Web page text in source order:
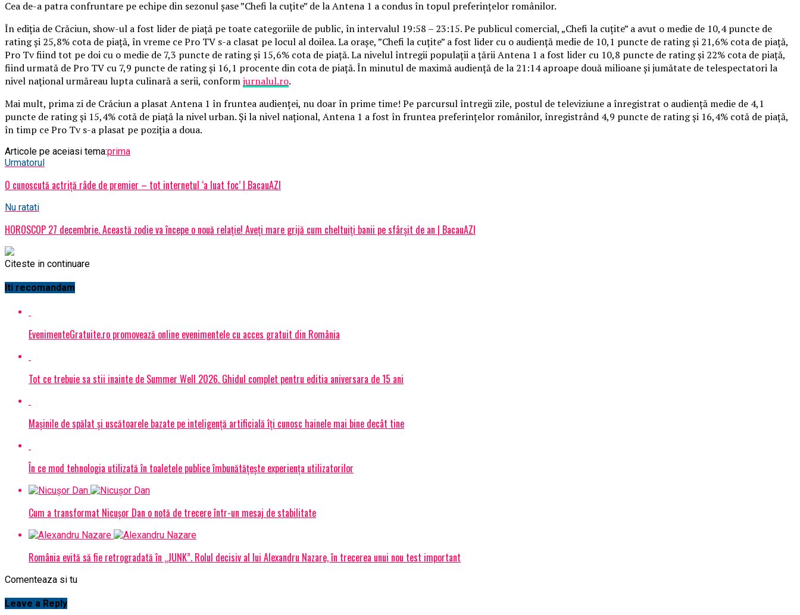
Cea de-a patra confruntare pe echipe din sezonul şase ”Chefi la cuţite” de la Antena 1 a condus în topul preferinţelor românilor.
În ediţia de Crăciun, show-ul a fost lider de piaţă pe toate categoriile de public, în intervalul 19:58 – 23:15. Pe publicul comercial, „Chefi la cuţite” a avut o medie de 10,4 puncte de
rating şi 25,8% cota de piaţă, în vreme ce Pro TV s-a clasat pe locul al doilea. La oraşe, ”Chefi la cuţite” a fost lider cu o audienţă medie de 10,1 puncte de rating şi 21,6% cota de piaţă,
Pro Tv fiind tot pe doi cu o medie de 7,3 puncte de rating şi 15,6% cota de piaţă. La nivelul întregii populaţii a ţării Antena 1 a fost lider cu 10,8 puncte de rating şi 22% cota de piaţă,
fiind urmată de Pro TV cu 7,9 puncte de rating şi 16,1 procente din cota de piaţă.În minutul de maximă audienţă de la 21:14 aproape două milioane şi jumătate de telespectatori la
nivel naţional urmăreau lupta culinară a serii, conformjurnalul.ro.
Mai mult, prima zi de Crăciun a plasat Antena 1 în fruntea audienţei, nu doar în prime time! Pe parcursul întregii zile, postul de televiziune a înregistrat o audienţă medie de 4,1
puncte de rating şi 15,4% cotă de piaţă la nivel urban. Și la nivel naţional, Antena 1 a fost în fruntea preferinţelor românilor, înregistrând 4,9 puncte de rating şi 16,4% cotă de piaţă,
în timp ce Pro Tv s-a plasat pe poziţia a doua.
Articole pe aceiasi tema:prima
Urmatorul
O cunoscută actriţă râde de premier – tot internetul ‘a luat foc’ | BacauAZI
Nu ratati
HOROSCOP 27 decembrie. Această zodie va începe o nouă relație! Aveți mare grijă cum cheltuiți banii pe sfârșit de an | BacauAZI
Citeste in continuare
Iti recomandam
EvenimenteGratuite.ro promovează online evenimentele cu acces gratuit din România
Tot ce trebuie sa stii inainte de Summer Well 2026. Ghidul complet pentru editia aniversara de 15 ani
Mașinile de spălat și uscătoarele bazate pe inteligență artificială îți cunosc hainele mai bine decât tine
În ce mod tehnologia utilizată în toaletele publice îmbunătățește experiența utilizatorilor
Cum a transformat Nicușor Dan o notă de trecere într-un mesaj de stabilitate
România evită să fie retrogradată în „JUNK”. Rolul decisiv al lui Alexandru Nazare, în trecerea unui nou test important
Comenteaza si tu
Leave a Reply